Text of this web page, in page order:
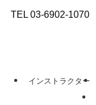
TEL 03-6902-1070
インストラクター